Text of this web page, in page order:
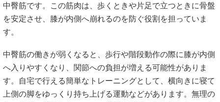
中臀筋です。この筋肉は、歩くときや片足で立つときに骨盤
を安定させ、膝が内側へ崩れるのを防ぐ役割を担っていま
す。
中臀筋の働きが弱くなると、歩行や階段動作の際に膝が内側
へ入りやすくなり、関節への負担が増える可能性がありま
す。自宅で行える簡単なトレーニングとして、横向きに寝て
上側の脚をゆっくり持ち上げる運動などがあります。無理の